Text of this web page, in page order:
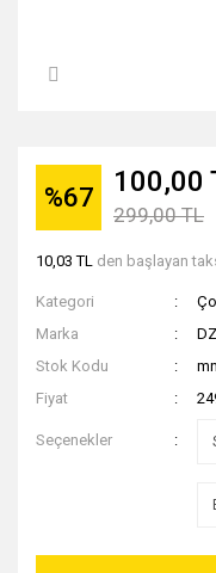
%67 100,00
299,00 TL
10,03 TL den başlayan
Kategori
Marka
Stok Kodu
Fiyat
Seçenekler